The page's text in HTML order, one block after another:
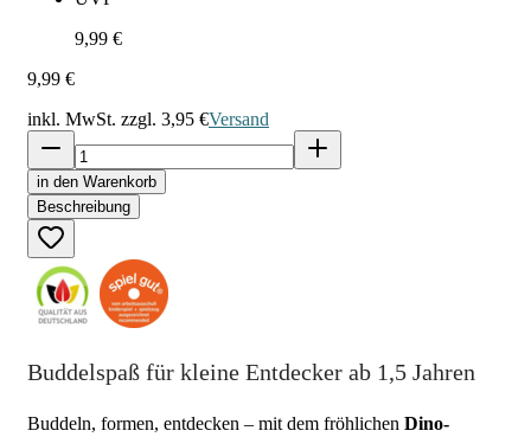
9,99 €
9,99 €
inkl. MwSt. zzgl. 3,95 €Versand
in den Warenkorb
Beschreibung
Buddelspaß für kleine Entdecker ab 1,5 Jahren
Buddeln, formen, entdecken – mit dem fröhlichen Dino-